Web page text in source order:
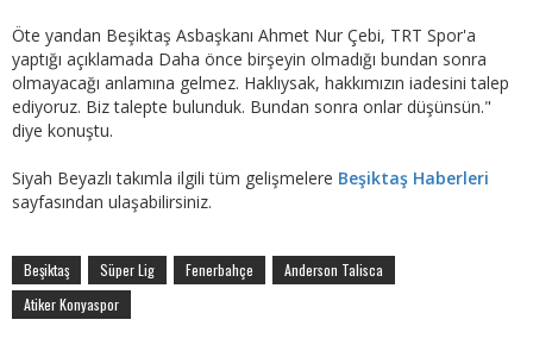
Öte yandan Beşiktaş Asbaşkanı Ahmet Nur Çebi, TRT Spor'a
yaptığı açıklamada Daha önce birşeyin olmadığı bundan sonra
olmayacağı anlamına gelmez. Haklıysak, hakkımızın iadesini talep
ediyoruz. Biz talepte bulunduk. Bundan sonra onlar düşünsün."
diye konuştu.
Siyah Beyazlı takımla ilgili tüm gelişmelere Beşiktaş Haberleri
sayfasından ulaşabilirsiniz.
Beşiktaş Süper Lig Fenerbahçe
Anderson Talisca
Atiker Konyaspor